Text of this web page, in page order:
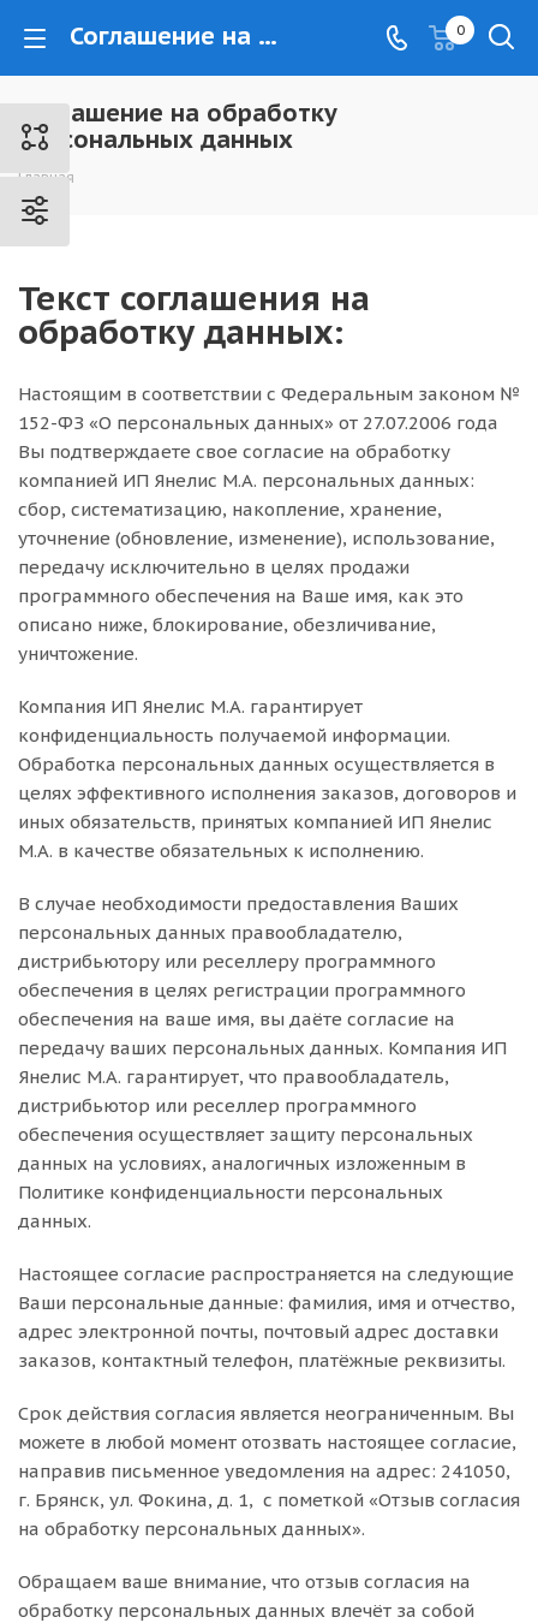
Соглашение на обработку персональных данных - www.kovrovec.ru 0
Соглашение на обработку
персональных данных
Главная
Текст соглашения на
обработку данных:
Настоящим в соответствии с Федеральным законом №
152-ФЗ «О персональных данных» от 27.07.2006 года
Вы подтверждаете свое согласие на обработку
компанией ИП Янелис М.А. персональных данных:
сбор, систематизацию, накопление, хранение,
уточнение (обновление, изменение), использование,
передачу исключительно в целях продажи
программного обеспечения на Ваше имя, как это
описано ниже, блокирование, обезличивание,
уничтожение.
Компания ИП Янелис М.А. гарантирует
конфиденциальность получаемой информации.
Обработка персональных данных осуществляется в
целях эффективного исполнения заказов, договоров и
иных обязательств, принятых компанией ИП Янелис
М.А. в качестве обязательных к исполнению.
В случае необходимости предоставления Ваших
персональных данных правообладателю,
дистрибьютору или реселлеру программного
обеспечения в целях регистрации программного
обеспечения на ваше имя, вы даёте согласие на
передачу ваших персональных данных. Компания ИП
Янелис М.А. гарантирует, что правообладатель,
дистрибьютор или реселлер программного
обеспечения осуществляет защиту персональных
данных на условиях, аналогичных изложенным в
Политике конфиденциальности персональных
данных.
Настоящее согласие распространяется на следующие
Ваши персональные данные: фамилия, имя и отчество,
адрес электронной почты, почтовый адрес доставки
заказов, контактный телефон, платёжные реквизиты.
Срок действия согласия является неограниченным. Вы
можете в любой момент отозвать настоящее согласие,
направив письменное уведомления на адрес: 241050,
г. Брянск, ул. Фокина, д. 1, с пометкой «Отзыв согласия
на обработку персональных данных».
Обращаем ваше внимание, что отзыв согласия на
обработку персональных данных влечёт за собой